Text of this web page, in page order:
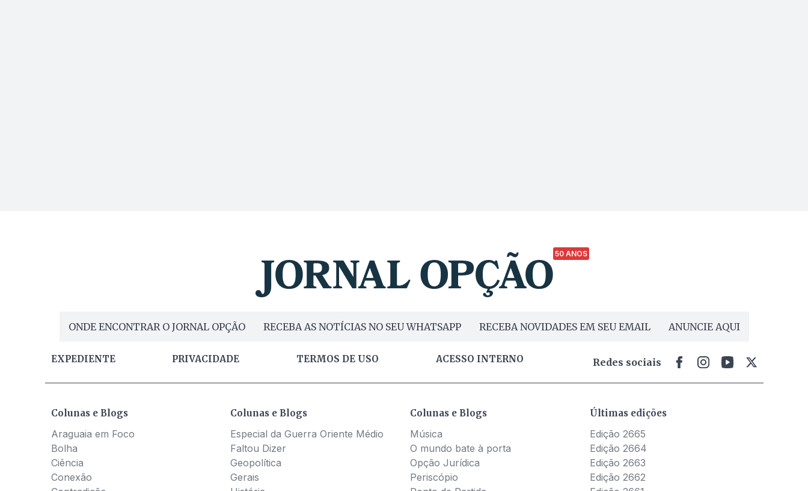
50 ANOS
ONDE ENCONTRAR O JORNAL OPÇÃO RECEBA AS NOTÍCIAS NO SEU WHATSAPP RECEBA NOVIDADES EM SEU EMAIL ANUNCIE AQUI
EXPEDIENTE PRIVACIDADE TERMOS DE USO ACESSO INTERNO Redes sociais
Colunas e Blogs
Araguaia em Foco
Bolha
Ciência
Conexão
Colunas e Blogs
Especial da Guerra Oriente Médio
Faltou Dizer
Geopolítica
Gerais
Colunas e Blogs
Música
O mundo bate à porta
Opção Jurídica
Periscópio
Últimas edições
Edição 2665
Edição 2664
Edição 2663
Edição 2662